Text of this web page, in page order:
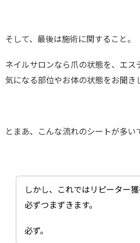
そして、最後は施術に関すること。
ネイルサロンなら爪の状態を、エス
気になる部位やお体の状態をお聞き
とまあ、こんな流れのシートが多い
しかし、これではリピーター
必ずつまずきます。
必ず。